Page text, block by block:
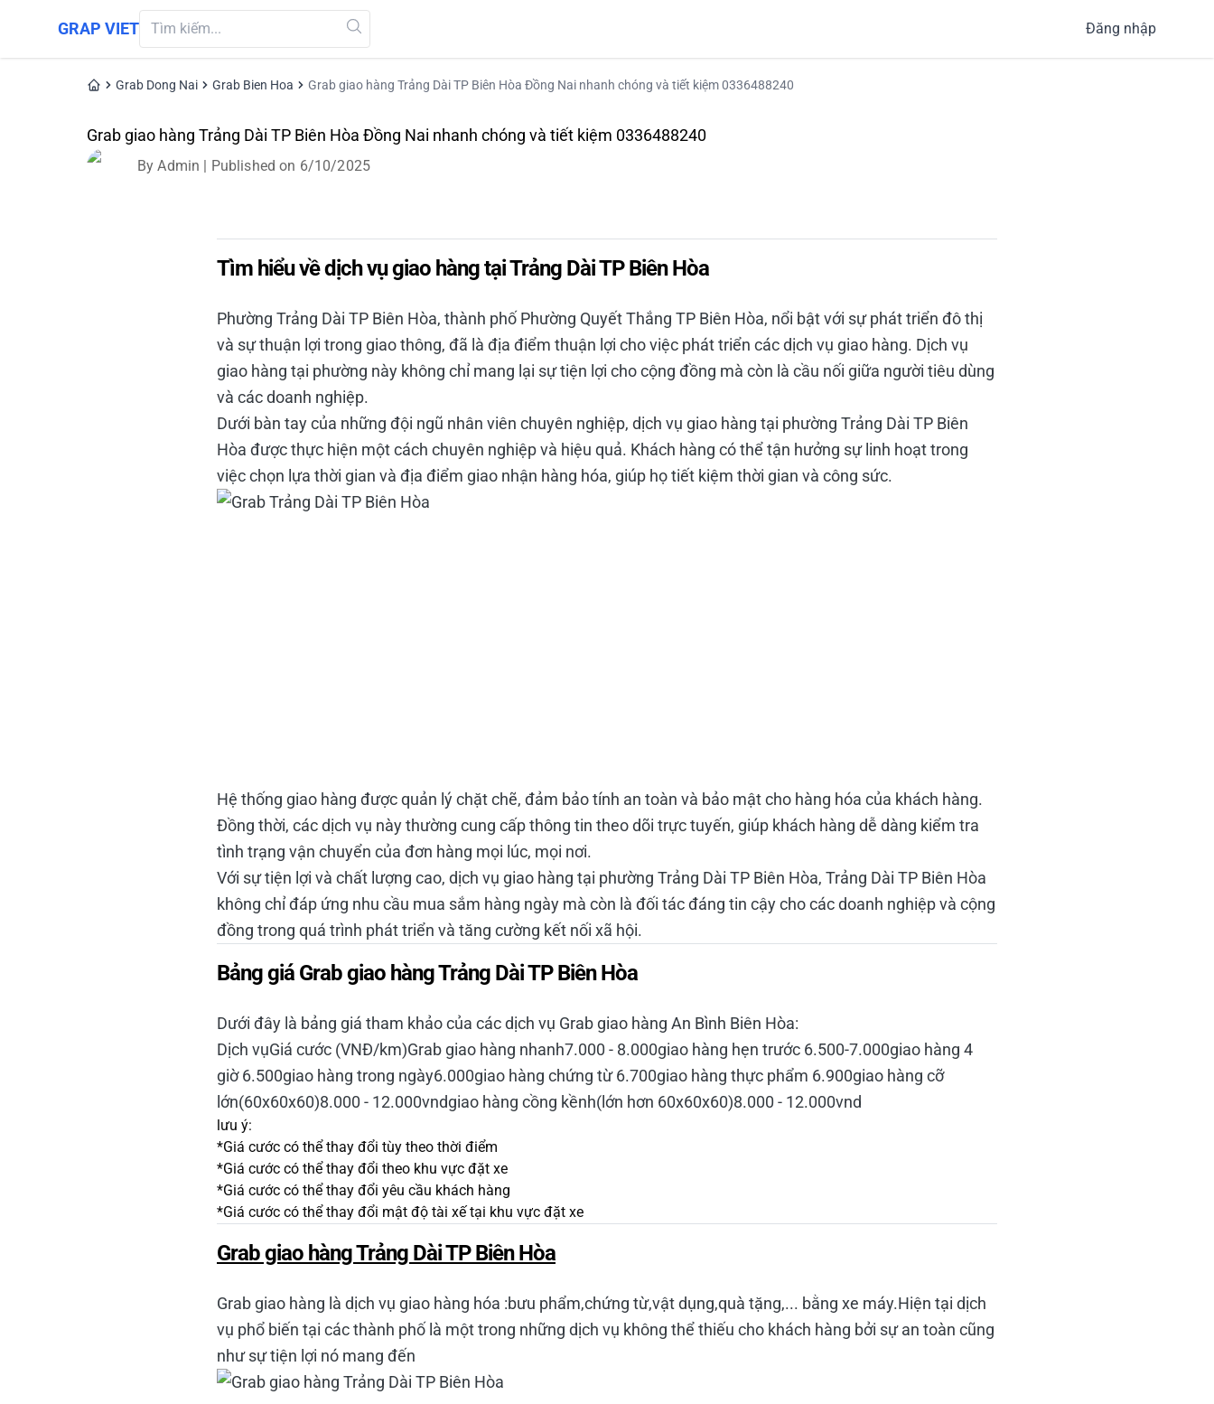
GRAP VIET Đăng nhập
Grab Dong Nai Grab Bien Hoa Grab giao hàng Trảng Dài TP Biên Hòa Đồng Nai nhanh chóng và tiết kiệm 0336488240
Grab giao hàng Trảng Dài TP Biên Hòa Đồng Nai nhanh chóng và tiết kiệm 0336488240
ByAdmin | Published on 6/10/2025
Đặt xe ngay
Tìm hiểu về dịch vụ giao hàng tại Trảng Dài TP Biên Hòa
Phường Trảng Dài TP Biên Hòa, thành phố Phường Quyết Thắng TP Biên Hòa, nổi bật với sự phát triển đô thị
và sự thuận lợi trong giao thông, đã là địa điểm thuận lợi cho việc phát triển các dịch vụ giao hàng. Dịch vụ
giao hàng tại phường này không chỉ mang lại sự tiện lợi cho cộng đồng mà còn là cầu nối giữa người tiêu dùng
và các doanh nghiệp.
Dưới bàn tay của những đội ngũ nhân viên chuyên nghiệp, dịch vụ giao hàng tại phường Trảng Dài TP Biên
Hòa được thực hiện một cách chuyên nghiệp và hiệu quả. Khách hàng có thể tận hưởng sự linh hoạt trong
việc chọn lựa thời gian và địa điểm giao nhận hàng hóa, giúp họ tiết kiệm thời gian và công sức.
Hệ thống giao hàng được quản lý chặt chẽ, đảm bảo tính an toàn và bảo mật cho hàng hóa của khách hàng.
Đồng thời, các dịch vụ này thường cung cấp thông tin theo dõi trực tuyến, giúp khách hàng dễ dàng kiểm tra
tình trạng vận chuyển của đơn hàng mọi lúc, mọi nơi.
Với sự tiện lợi và chất lượng cao, dịch vụ giao hàng tại phường Trảng Dài TP Biên Hòa, Trảng Dài TP Biên Hòa
không chỉ đáp ứng nhu cầu mua sắm hàng ngày mà còn là đối tác đáng tin cậy cho các doanh nghiệp và cộng
đồng trong quá trình phát triển và tăng cường kết nối xã hội.
Bảng giá Grab giao hàng Trảng Dài TP Biên Hòa
Dưới đây là bảng giá tham khảo của các dịch vụ Grab giao hàng An Bình Biên Hòa:
Dịch vụGiá cước (VNĐ/km)Grab giao hàng nhanh7.000 - 8.000giao hàng hẹn trước 6.500-7.000giao hàng 4
giờ 6.500giao hàng trong ngày6.000giao hàng chứng từ 6.700giao hàng thực phẩm 6.900giao hàng cỡ
lớn(60x60x60)8.000 - 12.000vndgiao hàng cồng kềnh(lớn hơn 60x60x60)8.000 - 12.000vnd
lưu ý:
*Giá cước có thể thay đổi tùy theo thời điểm
*Giá cước có thể thay đổi theo khu vực đặt xe
*Giá cước có thể thay đổi yêu cầu khách hàng
*Giá cước có thể thay đổi mật độ tài xế tại khu vực đặt xe
Grab giao hàng Trảng Dài TP Biên Hòa
Grab giao hàng là dịch vụ giao hàng hóa :bưu phẩm,chứng từ,vật dụng,quà tặng,... bằng xe máy.Hiện tại dịch
vụ phổ biến tại các thành phố là một trong những dịch vụ không thể thiếu cho khách hàng bởi sự an toàn cũng
như sự tiện lợi nó mang đến